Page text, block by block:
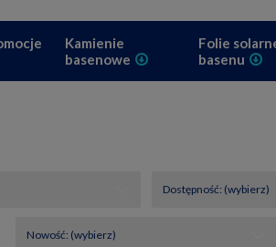
Kamienie
basenowe
Folie
basenu
Dostępność: (wybierz)
Nowość: (wybierz)